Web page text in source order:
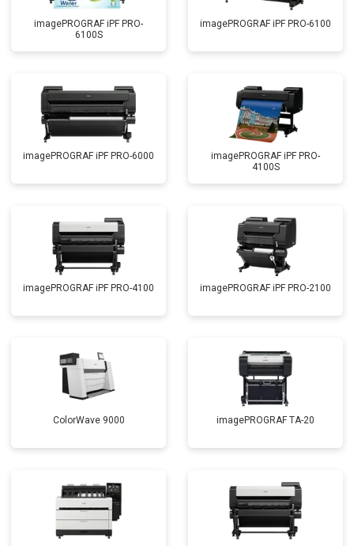
imagePROGRAF iPF PRO-
6100S
imagePROGRAF iPF PRO-6100
imagePROGRAF iPF PRO-6000
imagePROGRAF iPF PRO-
4100S
imagePROGRAF iPF PRO-4100 imagePROGRAF iPF PRO-2100
ColorWave 9000 imagePROGRAF TA-20